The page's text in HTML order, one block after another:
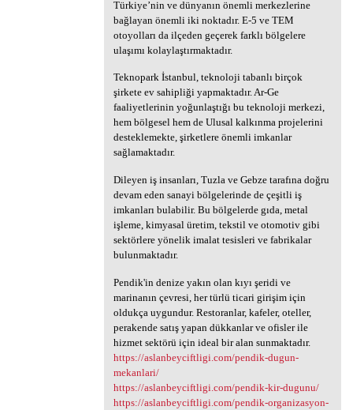
Türkiye’nin ve dünyanın önemli merkezlerine
bağlayan önemli iki noktadır. E-5 ve TEM
otoyolları da ilçeden geçerek farklı bölgelere
ulaşımı kolaylaştırmaktadır.
Teknopark İstanbul, teknoloji tabanlı birçok
şirkete ev sahipliği yapmaktadır. Ar-Ge
faaliyetlerinin yoğunlaştığı bu teknoloji merkezi,
hem bölgesel hem de Ulusal kalkınma projelerini
desteklemekte, şirketlere önemli imkanlar
sağlamaktadır.
Dileyen iş insanları, Tuzla ve Gebze tarafına doğru
devam eden sanayi bölgelerinde de çeşitli iş
imkanları bulabilir. Bu bölgelerde gıda, metal
işleme, kimyasal üretim, tekstil ve otomotiv gibi
sektörlere yönelik imalat tesisleri ve fabrikalar
bulunmaktadır.
Pendik'in denize yakın olan kıyı şeridi ve
marinanın çevresi, her türlü ticari girişim için
oldukça uygundur. Restoranlar, kafeler, oteller,
perakende satış yapan dükkanlar ve ofisler ile
hizmet sektörü için ideal bir alan sunmaktadır.
https://aslanbeyciftligi.com/pendik-dugun-
mekanlari/
https://aslanbeyciftligi.com/pendik-kir-dugunu/
https://aslanbeyciftligi.com/pendik-organizasyon-